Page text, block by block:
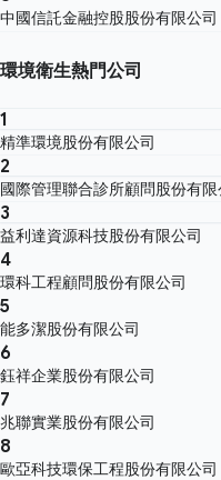
中國信託金融控股股份有限公司
環境衛生熱門公司
1
精準環境股份有限公司
2
國際管理聯合診所顧問股份有限
3
益利達資源科技股份有限公司
4
環科工程顧問股份有限公司
5
能多潔股份有限公司
6
鈺祥企業股份有限公司
7
兆聯實業股份有限公司
8
歐亞科技環保工程股份有限公司